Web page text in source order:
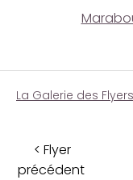
La Galerie des
< Flyer
précédent